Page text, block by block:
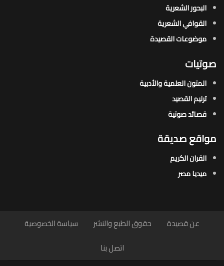
البحور الشعرية​
القوافي الشعرية​
موضوعات القصيدة​
صوتيات
المتون العلمية والأدبية
ترنيم القصيد
قصائد صوتية
مواقع صديقة
القران الكريم
ميديا مصر
عن قصيدة حقوق الطبع والنشر
سياسة الخصوصية
اتصل بنا